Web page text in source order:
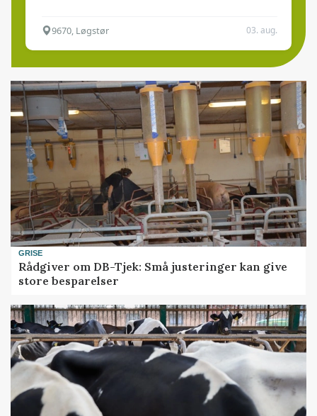
9670, Løgstør 03. aug.
GRISE
Rådgiver om DB-Tjek: Små justeringer kan give
store besparelser